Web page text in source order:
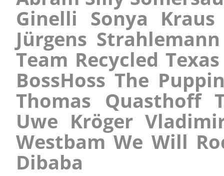
Ginelli Sonya
Jürgens
Team Recycled
BossHoss The
Thomas Quasthoff
Uwe Kröger
Westbam We Will
Dibaba